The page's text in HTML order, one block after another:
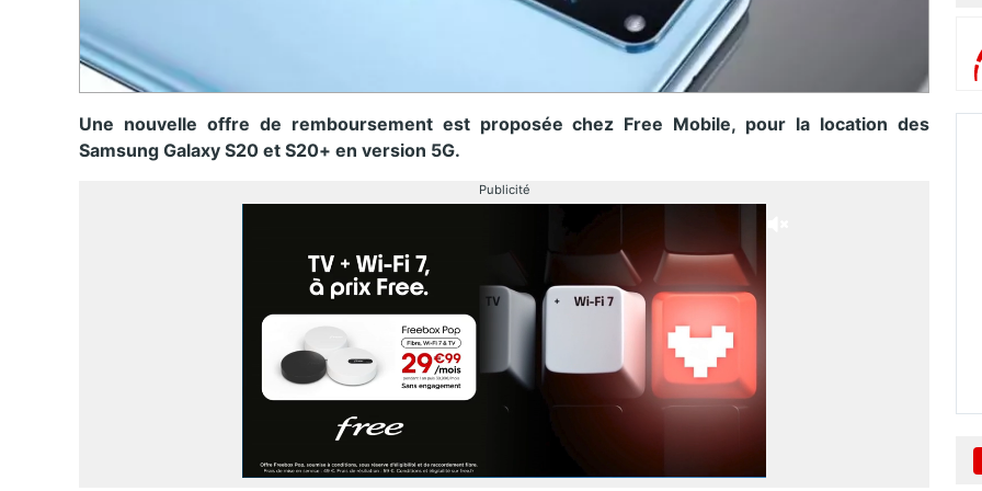
Une nouvelle offre de remboursement est proposée chez Free Mobile, pour la location des
Samsung Galaxy S20 et S20+ en version 5G.
Publicité